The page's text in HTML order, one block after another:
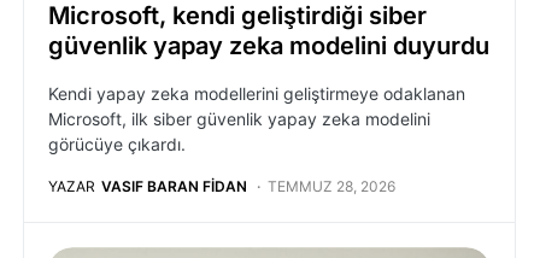
Microsoft, kendi geliştirdiği siber
güvenlik yapay zeka modelini duyurdu
Kendi yapay zeka modellerini geliştirmeye odaklanan
Microsoft, ilk siber güvenlik yapay zeka modelini
görücüye çıkardı.
YAZAR VASIF BARAN FIDAN TEMMUZ 28, 2026